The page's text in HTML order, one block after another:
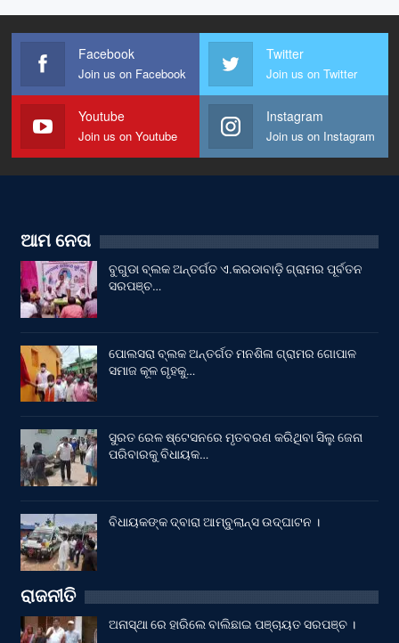
Facebook
Join us on Facebook
Twitter
Join us on Twitter
Youtube
Join us on Youtube
Instagram
Join us on Instagram
ଆମ ନେତା
ବୁଗୁଡା ବ୍ଲକ ଅନ୍ତର୍ଗତ ଏ.କରଡାବାଡ଼ି ଗ୍ରାମର ପୂର୍ବତନ
ସରପଞ୍ଚ…
ପୋଲସରା ବ୍ଲକ ଅନ୍ତର୍ଗତ ମନଶିଳା ଗ୍ରାମର ଗୋପାଳ
ସମାଜ କୂଳ ଗୃହକୁ…
ସୁରତ ରେଳ ଷ୍ଟେସନରେ ମୃତବରଣ କରିଥିବା ସିଲୁ ଜେନା
ପରିବାରକୁ ବିଧାୟକ…
ବିଧାୟକଙ୍କ ଦ୍ବାରା ଆମ୍ବୁଲାନ୍ସ ଉଦ୍‌ଘାଟନ ।
ରାଜନୀତି
ଅନାସ୍ଥା ରେ ହାରିଲେ ବାଲିଛାଇ ପଞ୍ଚାୟତ ସରପଞ୍ଚ ।